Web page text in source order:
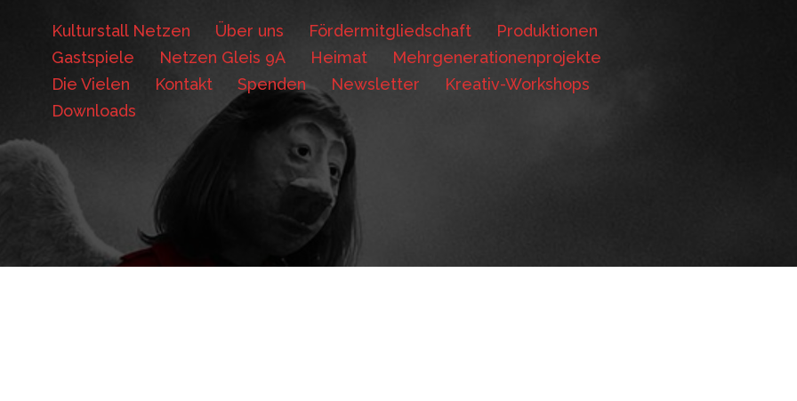
Kulturstall Netzen Über uns Fördermitgliedschaft
Produktionen
Gastspiele
Netzen Gleis 9A Heimat
Mehrgenerationenprojekte
Die Vielen
Kontakt Spenden Newsletter
Kreativ-Workshops
Downloads